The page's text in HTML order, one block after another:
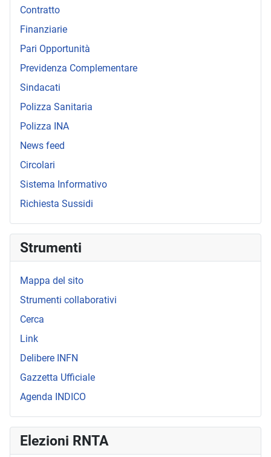
Contratto
Finanziarie
Pari Opportunità
Previdenza Complementare
Sindacati
Polizza Sanitaria
Polizza INA
News feed
Circolari
Sistema Informativo
Richiesta Sussidi
Strumenti
Mappa del sito
Strumenti collaborativi
Cerca
Link
Delibere INFN
Gazzetta Ufficiale
Agenda INDICO
Elezioni RNTA